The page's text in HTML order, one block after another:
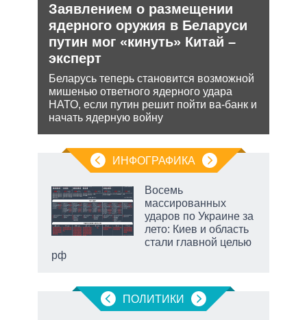
Заявлением о размещении
ядерного оружия в Беларуси
путин мог «кинуть» Китай –
эксперт
Беларусь теперь становится возможной
мишенью ответного ядерного удара
НАТО, если путин решит пойти ва-банк и
начать ядерную войну
ИНФОГРАФИКА
Восемь
массированных
ударов по Украине за
лето: Киев и область
стали главной целью
рф
ПОЛИТИКИ